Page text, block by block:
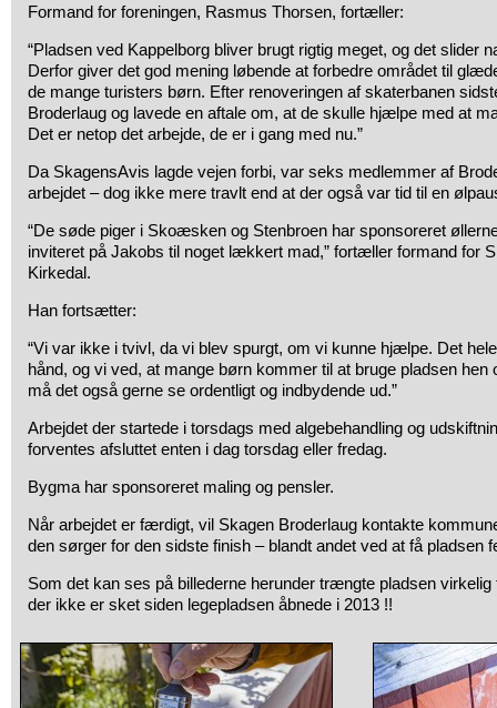
Formand for foreningen, Rasmus Thorsen, fortæller:
“Pladsen ved Kappelborg bliver brugt rigtig meget, og det slider
Derfor giver det god mening løbende at forbedre området til
de mange turisters børn. Efter renoveringen af skaterbanen
Broderlaug og lavede en aftale om, at de skulle hjælpe med at
Det er netop det arbejde, de er i gang med nu.”
Da SkagensAvis lagde vejen forbi, var seks medlemmer af
arbejdet – dog ikke mere travlt end at der også var tid til en
“De søde piger i Skoæsken og Stenbroen har sponsoreret
inviteret på Jakobs til noget lækkert mad,” fortæller formand for
Kirkedal.
Han fortsætter:
“Vi var ikke i tvivl, da vi blev spurgt, om vi kunne hjælpe. Det
hånd, og vi ved, at mange børn kommer til at bruge pladsen
må det også gerne se ordentligt og indbydende ud.”
Arbejdet der startede i torsdags med algebehandling og
forventes afsluttet enten i dag torsdag eller fredag.
Bygma har sponsoreret maling og pensler.
Når arbejdet er færdigt, vil Skagen Broderlaug kontakte
den sørger for den sidste finish – blandt andet ved at få pladsen
Som det kan ses på billederne herunder trængte pladsen virkelig
der ikke er sket siden legepladsen åbnede i 2013 !!